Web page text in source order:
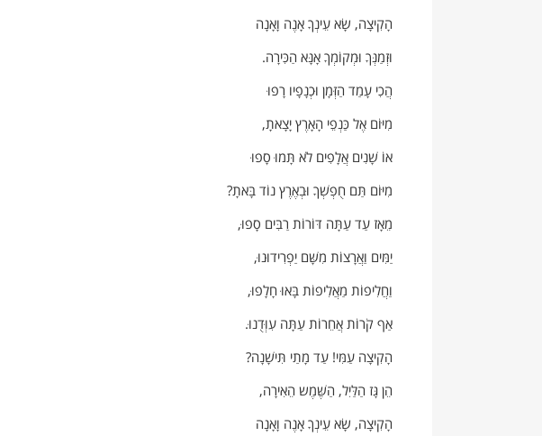
הָקִיצָה, שָׂא עֵינְךָ אָנֶה וָאָנָה
וּזְמַנְּךָ וּמְקוֹמְךָ אָנָּא הַכִּירָה.
הֲכִי עָמַד הַזְּמָן וּכְנָפָיו רָפוּ
מִיּוֹם אֶל כַּנְפֵי הָאָרֶץ יָצָאתָ,
אוֹ שָׁנִים אֲלָפִים לֹא תָּמוּ סָפוּ
מִיּוֹם תַּם חֻפְשְׁךָ וּבְאֶרֶץ נוֹד בָּאתָ?
מֵאָז עַד עַתָּה דּוֹרוֹת רַבִּים סָפוּ,
יַמִּים וַאֲרָצוֹת מִשָּׁם יַפְרִידוּנוּ,
וַחֲלִיפוֹת מַאֲלִיפוֹת בָּאוּ חָלָפוּ,
אַף קֹרוֹת אֲחֵרוֹת עַתָּה עִוְּדֻנוּ.
הָקִיצָה עַמִּי! עַד מָתַי תִּישָׁנָה?
הֵן גָּז הַלַּיִל, הַשֶּׁמֶש הֵאִירָה,
הָקִיצָה, שָׂא עֵינְךָ אָנֶה וָאָנָה